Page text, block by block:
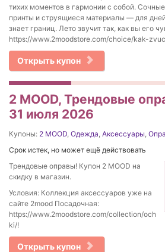
тихих моментов в гармонии с собой.
принты и струящиеся материалы — для
знает границ. Лето звучит так, как вы его
https://www.2moodstore.com/choice/kak-
Открыть купон
2 MOOD, Трендовые
31 июля 2026
Купоны: 2 MOOD, Одежда, Аксессуары,
Срок истек, но может ещё действовать
Трендовые оправы! Купон 2 MOOD на
скидку в магазин.
Условия: Коллекция аксессуаров уже на
сайте 2mood Посадочная:
https://www.2moodstore.com/collection/och
ki/!
Открыть купон